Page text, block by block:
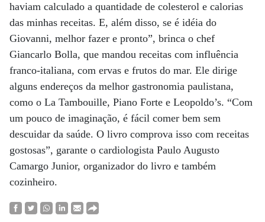
haviam calculado a quantidade de colesterol e calorias
das minhas receitas. E, além disso, se é idéia do
Giovanni, melhor fazer e pronto”, brinca o chef
Giancarlo Bolla, que mandou receitas com influência
franco-italiana, com ervas e frutos do mar. Ele dirige
alguns endereços da melhor gastronomia paulistana,
como o La Tambouille, Piano Forte e Leopoldo’s. “Com
um pouco de imaginação, é fácil comer bem sem
descuidar da saúde. O livro comprova isso com receitas
gostosas”, garante o cardiologista Paulo Augusto
Camargo Junior, organizador do livro e também
cozinheiro.